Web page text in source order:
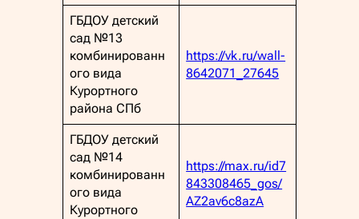
ГБДОУ детский
сад №13
комбинированн
ого вида
Курортного
района СПб
https://vk.ru/wall-
8642071_27645
ГБДОУ детский
сад №14
комбинированн
ого вида
Курортного
https://max.ru/id7
843308465_gos/
AZ2av6c8azA